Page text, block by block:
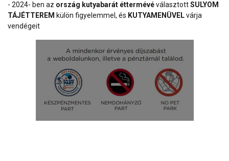
- 2024- ben az ország kutyabarát éttermévéválasztottSULYOM
TÁJÉTTEREM külön figyelemmel, és KUTYAMENÜVELvárja
vendégeit